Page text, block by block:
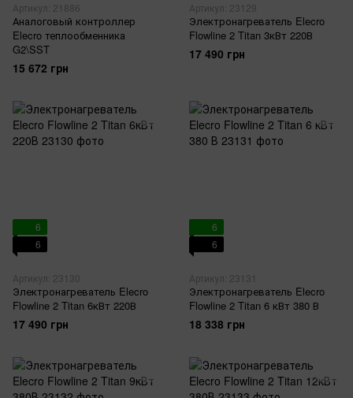
Артикул: 21886
Аналоговый контроллер
Elecro теплообменника
G2\SST
15 672 грн
Артикул: 23129
Электронагреватель Elecro
Flowline 2 Titan 3кВт 220В
17 490 грн
6
6
Артикул: 23130
Электронагреватель Elecro
Flowline 2 Titan 6кВт 220В
17 490 грн
6
6
Артикул: 23131
Электронагреватель Elecro
Flowline 2 Titan 6 кВт 380 В
18 338 грн